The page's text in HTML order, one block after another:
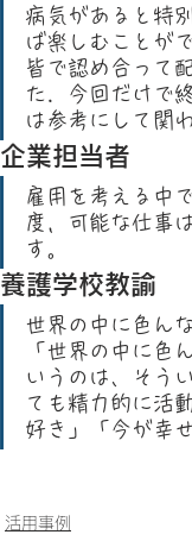
病気があると特
ば楽しむことが
皆で認め合って
た．今回だけで
は参考にして関
企業担当者
雇用を考える中
度，可能な仕事
す。
養護学校教諭
世界の中に色ん
「世界の中に色
いうのは、そう
ても精力的に活
好き」「今が幸
活用事例